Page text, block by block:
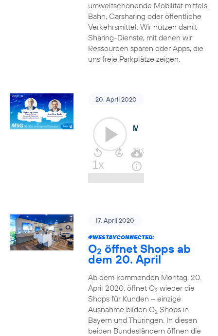
umweltschonende Mobilität mittels
Bahn, Carsharing oder öffentliche
Verkehrsmittel. Wir nutzen damit
Sharing-Dienste, mit denen wir
Ressourcen sparen oder Apps, die
uns freie Parkplätze zeigen.
20. April 2020
17. April 2020
#WESTAYCONNECTED:
O2 öffnet Shops ab
dem 20. April
Ab dem kommenden Montag, 20.
April 2020, öffnet O2wieder die
Shops für Kunden – einzige
Ausnahme bilden O2Shops in
Bayern und Thüringen. In diesen
beiden Bundesländern öffnen die